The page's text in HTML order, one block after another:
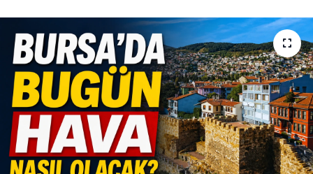
Sağlık
Siyaset
Teknoloji
Yazarlar